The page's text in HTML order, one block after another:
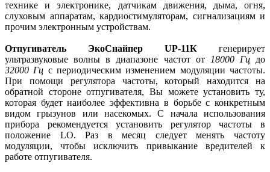
технике и электронике, датчикам движения, дыма, огня,
слуховым аппаратам, кардиостимуляторам, сигнализациям и
прочим электронным устройствам.
Отпугиватель ЭкоСнайпер UP-11К генерирует
ультразвуковые волны в диапазоне частот от
18000 Гцдо
32000 Гц с периодическим изменением модуляции частоты.
При помощи регулятора частоты, который находится на
обратной стороне отпугивателя, Вы можете установить ту,
которая будет наиболее эффективна в борьбе с конкретным
видом грызунов или насекомых. С начала использования
прибора рекомендуется установить регулятор частоты в
положение LO. Раз в месяц следует менять частоту
модуляции, чтобы исключить привыкание вредителей к
работе отпугивателя.